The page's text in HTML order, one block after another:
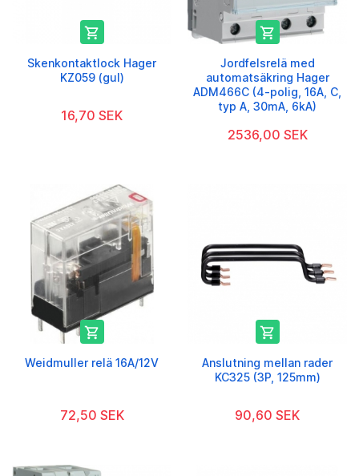

Skenkontaktlock Hager
KZ059 (gul)
16,70 SEK

Jordfelsrelä med
automatsäkring Hager
ADM466C (4-polig, 16A, C,
typ A, 30mA, 6kA)
2536,00 SEK

Weidmuller relä 16A/12V
72,50 SEK

Anslutning mellan rader
KC325 (3P, 125mm)
90,60 SEK